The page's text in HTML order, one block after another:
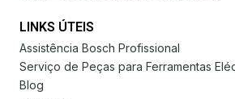
LINKS ÚTEIS
Assistência Bosch Profissional
Serviço de Peças para Ferramentas
Blog